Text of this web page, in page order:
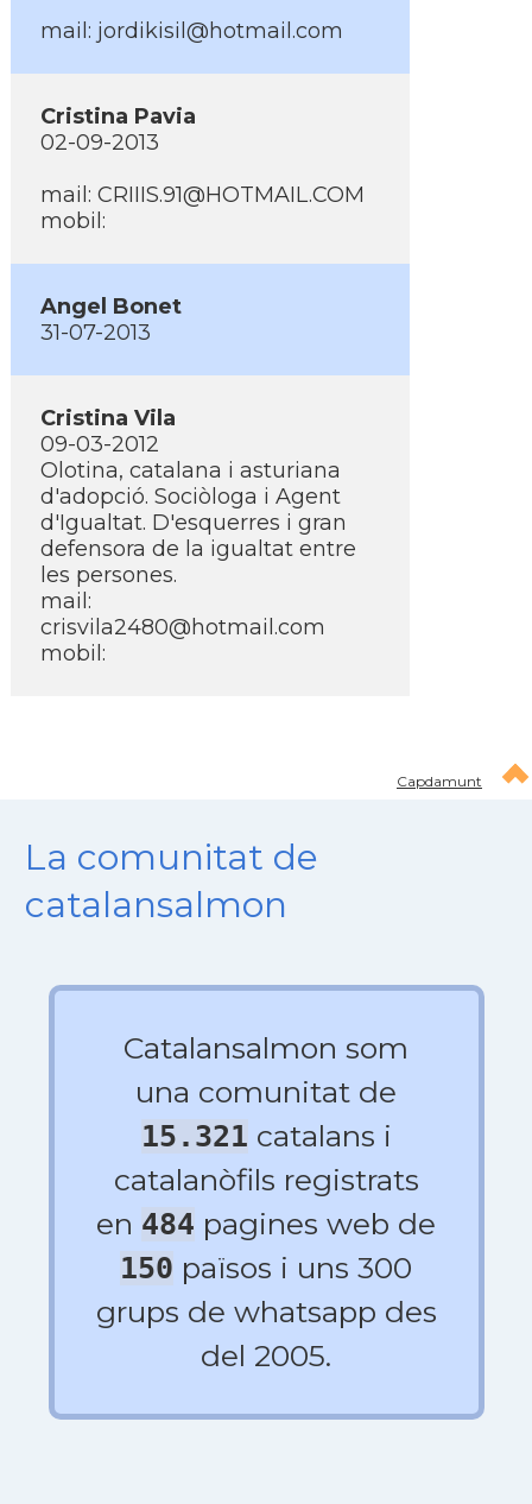
mail: jordikisil@hotmail.com
Cristina Pavia
02-09-2013
mail: CRIIIS.91@HOTMAIL.COM
mobil:
Angel Bonet
31-07-2013
Cristina Vila
09-03-2012
Olotina, catalana i asturiana
d'adopció. Sociòloga i Agent
d'Igualtat. D'esquerres i gran
defensora de la igualtat entre
les persones.
mail:
crisvila2480@hotmail.com
mobil:
Capdamunt
La comunitat de
catalansalmon
Catalansalmon som
una comunitat de
15.321 catalans i
catalanòfils registrats
en 484 pagines web de
150 països i uns 300
grups de whatsapp des
del 2005.